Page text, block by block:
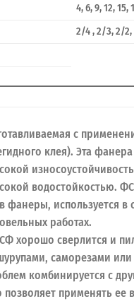
4, 6, 9, 12, 15,
2/4 , 2/3, 2/
с
клея). Эта фанера
водостойкостью.
фанеры, используется в
работах.
хорошо сверлится и
саморезами
комбинируется с
применять ее